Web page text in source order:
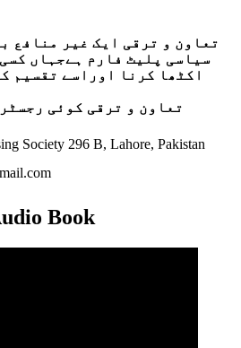
تعاون و ترقی ایک غیر منافع
سیاسی پلیٹ فارم ہےجہاں
اکٹھا کرنا اوراسے تقسیم
تعاون و ترقی کوئی
Society 296 B, Lahore, Pakistan
Book